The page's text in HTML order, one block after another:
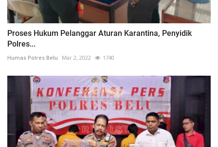
Proses Hukum Pelanggar Aturan Karantina, Penyidik
Polres...
Humas Polres Belu Mar 2, 2022 1740